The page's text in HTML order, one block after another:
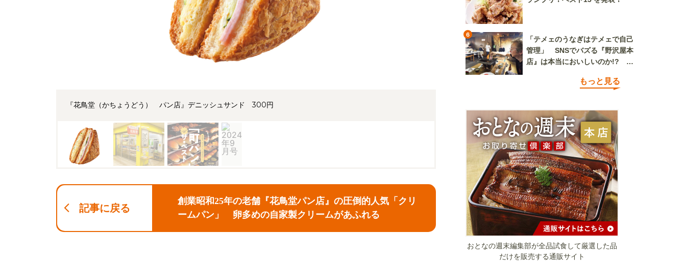
『花鳥堂（かちょうどう） パン店』デニッシュサンド 300円
記事に戻る
創業昭和25年の老舗『花鳥堂パン店』の圧倒的人気「クリ
ームパン」 卵多めの自家製クリームがあふれる
6
「テメェのうなぎはテメェで自己
管理」 SNSでバズる『野沢屋本
店』は本当においしいのか!? い
もっと見る
おとなの週末編集部が全品試食して厳選した品
だけを販売する通販サイト